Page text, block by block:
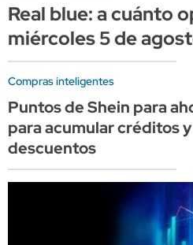
Real blue: a cuánto
miércoles 5 de
Compras inteligentes
Puntos de Shein para
para acumular créditos
descuentos